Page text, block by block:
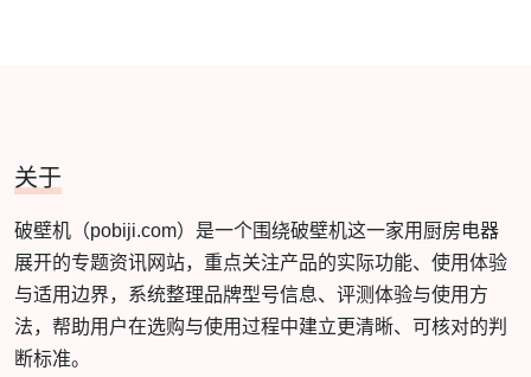
关于
破壁机（pobiji.com）是一个围绕破壁机这一家用厨房电器
展开的专题资讯网站，重点关注产品的实际功能、使用体验
与适用边界，系统整理品牌型号信息、评测体验与使用方
法，帮助用户在选购与使用过程中建立更清晰、可核对的判
断标准。